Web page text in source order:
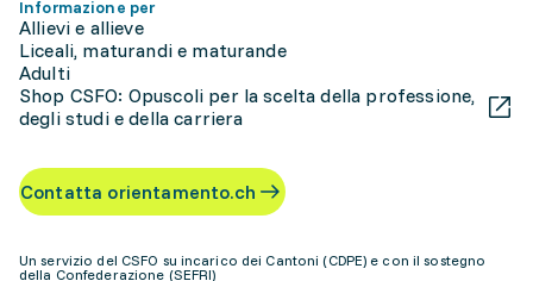
Informazione per
Allievi e allieve
Liceali, maturandi e maturande
Adulti
Shop CSFO: Opuscoli per la scelta della professione,
degli studi e della carriera
Contatta orientamento.ch
Un servizio del CSFO su incarico dei Cantoni (CDPE) e con il sostegno
della Confederazione (SEFRI)